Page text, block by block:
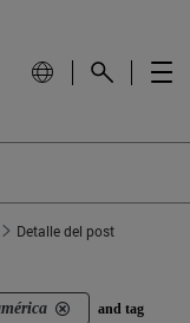
Detalle del post
and tag